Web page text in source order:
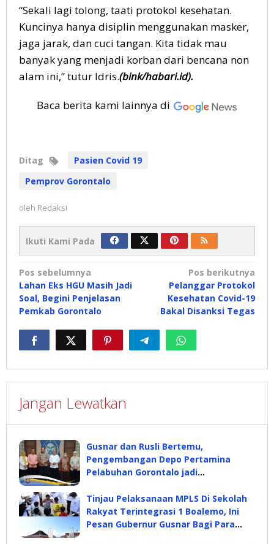
“Sekali lagi tolong, taati protokol kesehatan.
Kuncinya hanya disiplin menggunakan masker,
jaga jarak, dan cuci tangan. Kita tidak mau
banyak yang menjadi korban dari bencana non
alam ini,” tutur Idris.(bink/habari.id).
Baca berita kami lainnya di
Ditag
Pasien Covid 19
Pemprov Gorontalo
oleh Redaksi
Ikuti Kami Pada
Navigasi
pos
Pos sebelumnya
Lahan Eks HGU Masih Jadi
Soal, Begini Penjelasan
Pemkab Gorontalo
Pos berikutnya
Pelanggar Protokol
Kesehatan Covid-19
Bakal Disanksi Tegas
Jangan Lewatkan
Gusnar dan Rusli Bertemu,
Pengembangan Depo Pertamina
Pelabuhan Gorontalo jadi
Tinjau Pelaksanaan MPLS Di Sekolah
Rakyat Terintegrasi 1 Boalemo, Ini
Pesan Gubernur Gusnar Bagi Para